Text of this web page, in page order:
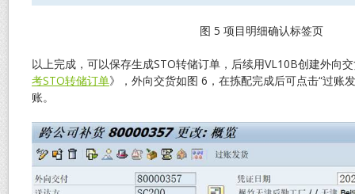
图 5 项目明细确认标签页
以上完成，可以保存生成STO转储订单，后续用VL10B创建外向
考STO转储订单》，外向交货如图 6，在拣配完成后可点击“过账
账。